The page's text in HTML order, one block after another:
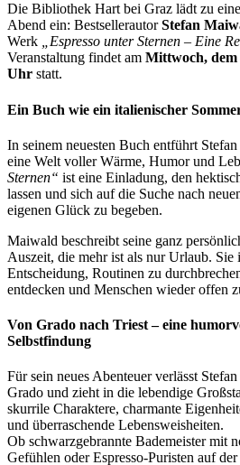
Die Bibliothek Hart bei Graz lädt zu
Abend ein: BestsellerautorStefan
Werk
„Espresso unter Sternen – Eine
Veranstaltung findet am Mittwoch, dem
Uhr statt.
Ein Buch wie ein italienischer
In seinem neuesten Buch entführt
eine Welt voller Wärme, Humor und
Sternen“ ist eine Einladung, den
lassen und sich auf die Suche nach
eigenen Glück zu begeben.
Maiwald beschreibt seine ganz
Auszeit, die mehr ist als nur Urlaub. Sie
Entscheidung, Routinen zu
entdecken und Menschen wieder offen
Von Grado nach Triest – eine
Selbstfindung
Für sein neues Abenteuer verlässt
Grado und zieht in die lebendige
skurrile Charaktere, charmante
und überraschende Lebensweisheiten.
Ob schwarzgebrannte Bademeister mit
Gefühlen oder Espresso-Puristen auf